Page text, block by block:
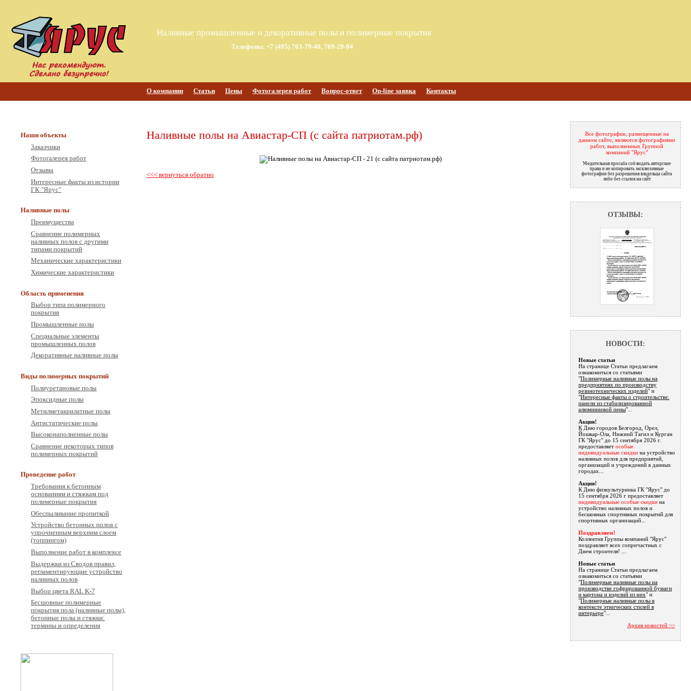
Наливные промышленные и декоративные полы и полимерные покрытия
Телефоны: +7 (495) 763-79-40, 769-29-04
О компании Статьи Цены Фотогалерея работ Вопрос-ответ On-line заявка Контакты
Наши объекты
Заказчики
Фотогалерея работ
Отзывы
Интересные факты из истории
ГК "Ярус"
Наливные полы
Преимущества
Сравнение полимерных
наливных полов с другими
типами покрытий
Механические характеристики
Химические характеристики
Область применения
Выбор типа полимерного
покрытия
Промышленные полы
Специальные элементы
промышленных полов
Декоративные наливные полы
Виды полимерных покрытий
Полиуретановые полы
Эпоксидные полы
Метилметакрилатные полы
Антистатические полы
Высоконаполненные полы
Сравнение некоторых типов
полимерных покрытий
Проведение работ
Требования к бетонным
основаниям и стяжкам под
полимерные покрытия
Обеспыливание пропиткой
Устройство бетонных полов с
упрочненным верхним слоем
(топпингом)
Выполнение работ в комплексе
Выдержки из Сводов правил,
регламентирующие устройство
наливных полов
Выбор цвета RAL K-7
Бесшовные полимерные
покрытия пола (наливные полы),
бетонные полы и стяжки:
термины и определения
Наливные полы на Авиастар-СП (с сайта патриотам.рф)
<<< вернуться обратно
Все фотографии, размещенные на
данном сайте, являются фотографиями
работ, выполненных Группой
компаний "Ярус"
Убедительная просьба соблюдать авторские
права и не копировать эксклюзивные
фотографии без разрешения владельца сайта
либо без ссылок на сайт
ОТЗЫВЫ:
НОВОСТИ:
Новые статьи
На странице Статьи предлагаем
ознакомиться со статьями
"Полимерные наливные полы на
предприятиях по производству
резинотехнических изделий" и
"Интересные факты о строительстве:
панели из стабилизированной
алюминиевой пены"...
Акция!
К Дню городов Белгород, Орел,
Йошкар-Ола, Нижний Тагил и Курган
ГК "Ярус" до 15 сентября 2026 г.
предоставляет особые
индивидуальные скидки на устройство
наливных полов для предприятий,
организаций и учреждений в данных
городах...
Акция!
К Дню физкультурника ГК "Ярус" до
15 сентября 2026 г предоставляет
индивидуальные особые скидки на
устройство наливных полов и
бесшовных спортивных покрытий для
спортивных организаций...
Поздравляем!
Коллектив Группы компаний "Ярус"
поздравляет всех сопричастных с
Днем строителя! ...
Новые статьи
На странице Статьи предлагаем
ознакомиться со статьями
"Полимерные наливные полы на
производстве гофрированной бумаги
и картона и изделий из них" и
"Полимерные наливные полы в
контексте этнических стилей в
интерьере"...
Архив новостей >>